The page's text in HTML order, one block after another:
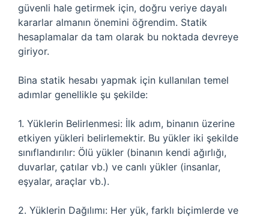
güvenli hale getirmek için, doğru veriye dayalı
kararlar almanın önemini öğrendim. Statik
hesaplamalar da tam olarak bu noktada devreye
giriyor.
Bina statik hesabı yapmak için kullanılan temel
adımlar genellikle şu şekilde:
1. Yüklerin Belirlenmesi: İlk adım, binanın üzerine
etkiyen yükleri belirlemektir. Bu yükler iki şekilde
sınıflandırılır: Ölü yükler (binanın kendi ağırlığı,
duvarlar, çatılar vb.) ve canlı yükler (insanlar,
eşyalar, araçlar vb.).
2. Yüklerin Dağılımı: Her yük, farklı biçimlerde ve